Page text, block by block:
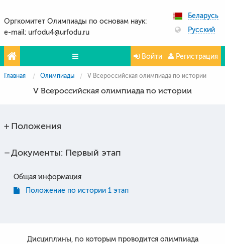
Оргкомитет Олимпиады по основам наук:
e-mail: urfodu4@urfodu.ru
Беларусь
Русский
Олимпиады
Фото и видео
Войти Регистрация
Главная Олимпиады V Всероссийская олимпиада по истории
V Всероссийская олимпиада по истории
Положения
Документы: Первый этап
Общая информация
Положение по истории 1 этап
Дисциплины, по которым проводится олимпиада